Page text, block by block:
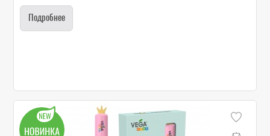
Подробнее